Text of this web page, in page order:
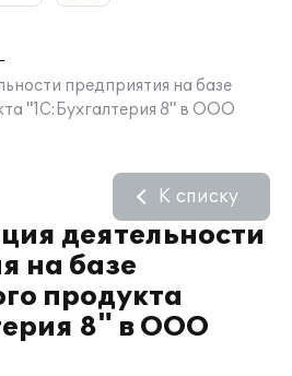
предприятия на базе
"1С:Бухгалтерия 8" в ООО
деятельности
на базе
продукта
8" в ООО
К списку